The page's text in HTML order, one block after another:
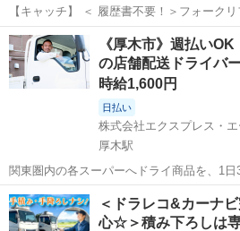
【キャッチ】 ＜ 履歴書不要！＞フォーク
前払いあり】高時給1500～1875円！ 【コメント】 ＊未経験からお仕
事にチャレンジしたい方 ＊経験を活かしてさらにスキルアップしたい
方 ＊扶養内で...
神奈川 厚木市 ドライバー
《厚木市》週払い
の店舗配送ドライバ
時給1,600円
日払い
株式会社エクスプレス・
厚木駅
関東圏内の各スーパーへドライ商品を、1日
ます。★ ▼△ 日収例 △▼ 18,800円～ ▼△ 月収例 △▼
394,000円～413,000円 ☆応募
神奈川 厚木市 厚木駅 ドライバー
＜ドラレコ&カーナ
心☆＞積み下ろしは